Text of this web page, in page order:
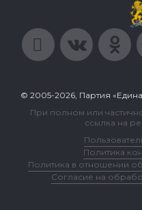
© 2005-2026, Партия
При полном или
ссылка на
Политика
Политика в отношении
Согласие на